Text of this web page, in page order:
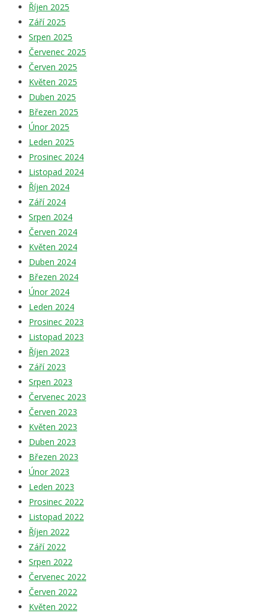
Říjen 2025
Září 2025
Srpen 2025
Červenec 2025
Červen 2025
Květen 2025
Duben 2025
Březen 2025
Únor 2025
Leden 2025
Prosinec 2024
Listopad 2024
Říjen 2024
Září 2024
Srpen 2024
Červen 2024
Květen 2024
Duben 2024
Březen 2024
Únor 2024
Leden 2024
Prosinec 2023
Listopad 2023
Říjen 2023
Září 2023
Srpen 2023
Červenec 2023
Červen 2023
Květen 2023
Duben 2023
Březen 2023
Únor 2023
Leden 2023
Prosinec 2022
Listopad 2022
Říjen 2022
Září 2022
Srpen 2022
Červenec 2022
Červen 2022
Květen 2022